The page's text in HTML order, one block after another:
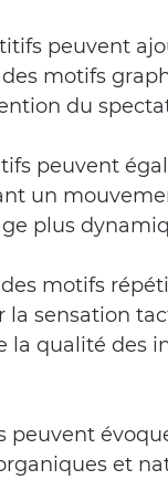
peuvent
motifs
du
peuvent
un
plus
motifs
la sensation
la qualité des
peuvent
et